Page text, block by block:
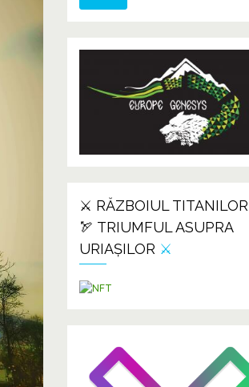
⚔️ RĂZBOIUL TITANILOR
🏹 TRIUMFUL ASUPRA
URIAȘILOR ⚔️